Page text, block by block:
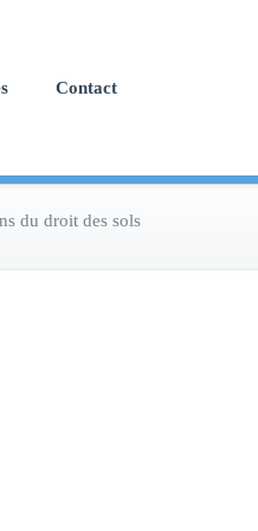
Contact
du droit des sols